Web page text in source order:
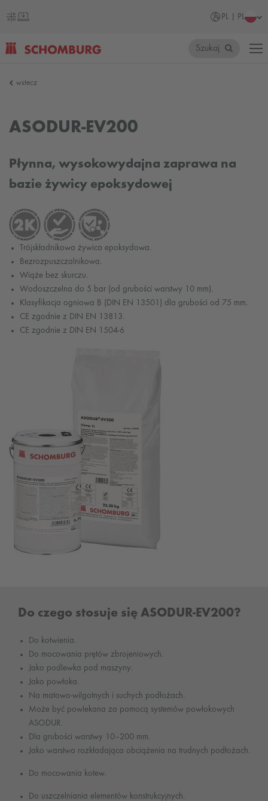
PL | PL
Szukaj
wstecz
ASODUR-EV200
Płynna, wysokowydajna zaprawa na
bazie żywicy epoksydowej
Trójskładnikowa żywica epoksydowa.
Bezrozpuszczalnikowa.
Wiąże bez skurczu.
Wodoszczelna do 5 bar (od grubości warstwy 10 mm).
Klasyfikacja ogniowa B (DIN EN 13501) dla grubości od 75 mm.
CE zgodnie z DIN EN 13813.
CE zgodnie z DIN EN 1504-6
Do czego stosuje się ASODUR-EV200?
Do kotwienia.
Do mocowania prętów zbrojeniowych.
Jako podlewka pod maszyny.
Jako powłoka.
Na matowo-wilgotnych i suchych podłożach.
Może być powlekana za pomocą systemów powłokowych
ASODUR.
Dla grubości warstwy 10–200 mm.
Jako warstwa rozkładająca obciążenia na trudnych podłożach.
Do mocowania kotew.
Do uszczelniania elementów konstrukcyjnych.